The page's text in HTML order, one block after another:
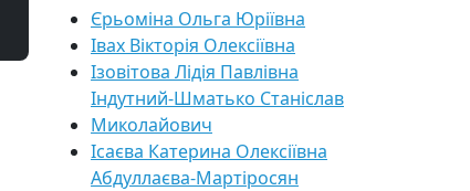
Єрьоміна Ольга Юріївна
Івах Вікторія Олексіївна
Ізовітова Лідія Павлівна
Індутний-Шматько Станіслав
Миколайович
Ісаєва Катерина Олексіївна
Абдуллаєва-Мартіросян